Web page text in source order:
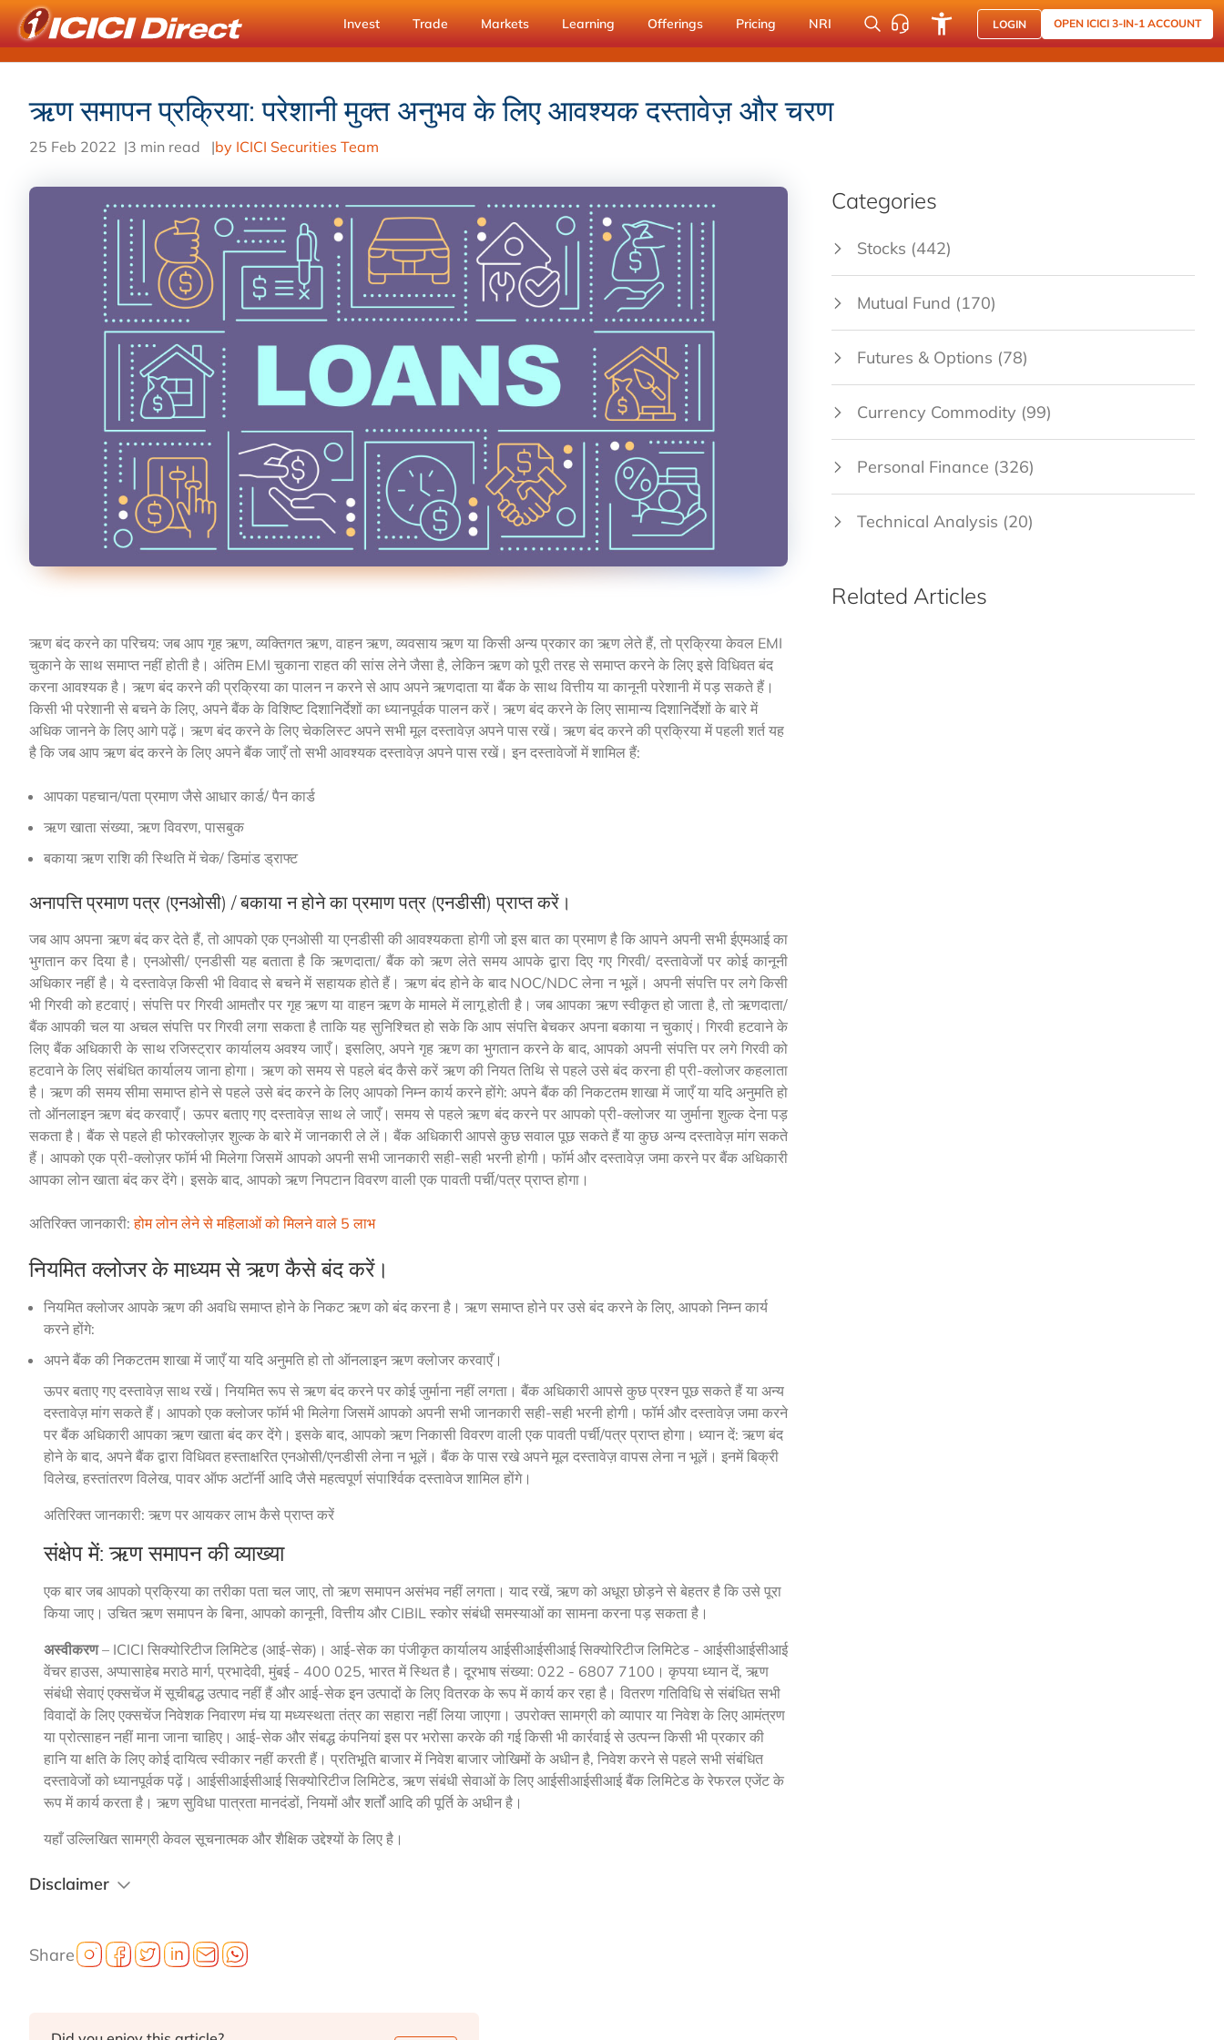
Invest Trade Markets Learning Offerings Pricing NRI LOGIN OPEN ICICI 3-IN-1 ACCOUNT
ऋण समापन प्रक्रिया: परेशानी मुक्त अनुभव के लिए आवश्यक दस्तावेज़ और चरण
25 Feb 2022 |3 min read |by ICICI Securities Team
ऋण बंद करने का परिचय: जब आप गृह ऋण, व्यक्तिगत ऋण, वाहन ऋण, व्यवसाय ऋण या किसी अन्य प्रकार का ऋण लेते हैं, तो प्रक्रिया केवल EMI
चुकाने के साथ समाप्त नहीं होती है। अंतिम EMI चुकाना राहत की सांस लेने जैसा है, लेकिन ऋण को पूरी तरह से समाप्त करने के लिए इसे विधिवत बंद
करना आवश्यक है। ऋण बंद करने की प्रक्रिया का पालन न करने से आप अपने ऋणदाता या बैंक के साथ वित्तीय या कानूनी परेशानी में पड़ सकते हैं।
किसी भी परेशानी से बचने के लिए, अपने बैंक के विशिष्ट दिशानिर्देशों का ध्यानपूर्वक पालन करें। ऋण बंद करने के लिए सामान्य दिशानिर्देशों के बारे में
अधिक जानने के लिए आगे पढ़ें। ऋण बंद करने के लिए चेकलिस्ट अपने सभी मूल दस्तावेज़ अपने पास रखें। ऋण बंद करने की प्रक्रिया में पहली शर्त यह
है कि जब आप ऋण बंद करने के लिए अपने बैंक जाएँ तो सभी आवश्यक दस्तावेज़ अपने पास रखें। इन दस्तावेजों में शामिल हैं:
आपका पहचान/पता प्रमाण जैसे आधार कार्ड/ पैन कार्ड
ऋण खाता संख्या, ऋण विवरण, पासबुक
बकाया ऋण राशि की स्थिति में चेक/ डिमांड ड्राफ्ट
अनापत्ति प्रमाण पत्र (एनओसी) / बकाया न होने का प्रमाण पत्र (एनडीसी) प्राप्त करें।
जब आप अपना ऋण बंद कर देते हैं, तो आपको एक एनओसी या एनडीसी की आवश्यकता होगी जो इस बात का प्रमाण है कि आपने अपनी सभी ईएमआई का
भुगतान कर दिया है। एनओसी/ एनडीसी यह बताता है कि ऋणदाता/ बैंक को ऋण लेते समय आपके द्वारा दिए गए गिरवी/ दस्तावेजों पर कोई कानूनी
अधिकार नहीं है। ये दस्तावेज़ किसी भी विवाद से बचने में सहायक होते हैं। ऋण बंद होने के बाद NOC/NDC लेना न भूलें। अपनी संपत्ति पर लगे किसी
भी गिरवी को हटवाएं। संपत्ति पर गिरवी आमतौर पर गृह ऋण या वाहन ऋण के मामले में लागू होती है। जब आपका ऋण स्वीकृत हो जाता है, तो ऋणदाता/
बैंक आपकी चल या अचल संपत्ति पर गिरवी लगा सकता है ताकि यह सुनिश्चित हो सके कि आप संपत्ति बेचकर अपना बकाया न चुकाएं। गिरवी हटवाने के
लिए बैंक अधिकारी के साथ रजिस्ट्रार कार्यालय अवश्य जाएँ। इसलिए, अपने गृह ऋण का भुगतान करने के बाद, आपको अपनी संपत्ति पर लगे गिरवी को
हटवाने के लिए संबंधित कार्यालय जाना होगा। ऋण को समय से पहले बंद कैसे करें ऋण की नियत तिथि से पहले उसे बंद करना ही प्री-क्लोजर कहलाता
है। ऋण की समय सीमा समाप्त होने से पहले उसे बंद करने के लिए आपको निम्न कार्य करने होंगे: अपने बैंक की निकटतम शाखा में जाएँ या यदि अनुमति हो
तो ऑनलाइन ऋण बंद करवाएँ। ऊपर बताए गए दस्तावेज़ साथ ले जाएँ। समय से पहले ऋण बंद करने पर आपको प्री-क्लोजर या जुर्माना शुल्क देना पड़
सकता है। बैंक से पहले ही फोरक्लोज़र शुल्क के बारे में जानकारी ले लें। बैंक अधिकारी आपसे कुछ सवाल पूछ सकते हैं या कुछ अन्य दस्तावेज़ मांग सकते
हैं। आपको एक प्री-क्लोज़र फॉर्म भी मिलेगा जिसमें आपको अपनी सभी जानकारी सही-सही भरनी होगी। फॉर्म और दस्तावेज़ जमा करने पर बैंक अधिकारी
आपका लोन खाता बंद कर देंगे। इसके बाद, आपको ऋण निपटान विवरण वाली एक पावती पर्ची/पत्र प्राप्त होगा।
अतिरिक्त जानकारी:होम लोन लेने से महिलाओं को मिलने वाले 5 लाभ
नियमित क्लोजर के माध्यम से ऋण कैसे बंद करें।
नियमित क्लोजर आपके ऋण की अवधि समाप्त होने के निकट ऋण को बंद करना है। ऋण समाप्त होने पर उसे बंद करने के लिए, आपको निम्न कार्य
करने होंगे:
अपने बैंक की निकटतम शाखा में जाएँ या यदि अनुमति हो तो ऑनलाइन ऋण क्लोजर करवाएँ।
ऊपर बताए गए दस्तावेज़ साथ रखें। नियमित रूप से ऋण बंद करने पर कोई जुर्माना नहीं लगता। बैंक अधिकारी आपसे कुछ प्रश्न पूछ सकते हैं या अन्य
दस्तावेज़ मांग सकते हैं। आपको एक क्लोजर फॉर्म भी मिलेगा जिसमें आपको अपनी सभी जानकारी सही-सही भरनी होगी। फॉर्म और दस्तावेज़ जमा करने
पर बैंक अधिकारी आपका ऋण खाता बंद कर देंगे। इसके बाद, आपको ऋण निकासी विवरण वाली एक पावती पर्ची/पत्र प्राप्त होगा। ध्यान दें: ऋण बंद
होने के बाद, अपने बैंक द्वारा विधिवत हस्ताक्षरित एनओसी/एनडीसी लेना न भूलें। बैंक के पास रखे अपने मूल दस्तावेज़ वापस लेना न भूलें। इनमें बिक्री
विलेख, हस्तांतरण विलेख, पावर ऑफ अटॉर्नी आदि जैसे महत्वपूर्ण संपार्श्विक दस्तावेज शामिल होंगे।
अतिरिक्त जानकारी: ऋण पर आयकर लाभ कैसे प्राप्त करें
संक्षेप में: ऋण समापन की व्याख्या
एक बार जब आपको प्रक्रिया का तरीका पता चल जाए, तो ऋण समापन असंभव नहीं लगता। याद रखें, ऋण को अधूरा छोड़ने से बेहतर है कि उसे पूरा
किया जाए। उचित ऋण समापन के बिना, आपको कानूनी, वित्तीय और CIBIL स्कोर संबंधी समस्याओं का सामना करना पड़ सकता है।
अस्वीकरण– ICICI सिक्योरिटीज लिमिटेड (आई-सेक)। आई-सेक का पंजीकृत कार्यालय आईसीआईसीआई सिक्योरिटीज लिमिटेड - आईसीआईसीआई
वेंचर हाउस, अप्पासाहेब मराठे मार्ग, प्रभादेवी, मुंबई - 400 025, भारत में स्थित है। दूरभाष संख्या: 022 - 6807 7100। कृपया ध्यान दें, ऋण
संबंधी सेवाएं एक्सचेंज में सूचीबद्ध उत्पाद नहीं हैं और आई-सेक इन उत्पादों के लिए वितरक के रूप में कार्य कर रहा है। वितरण गतिविधि से संबंधित सभी
विवादों के लिए एक्सचेंज निवेशक निवारण मंच या मध्यस्थता तंत्र का सहारा नहीं लिया जाएगा। उपरोक्त सामग्री को व्यापार या निवेश के लिए आमंत्रण
या प्रोत्साहन नहीं माना जाना चाहिए। आई-सेक और संबद्ध कंपनियां इस पर भरोसा करके की गई किसी भी कार्रवाई से उत्पन्न किसी भी प्रकार की
हानि या क्षति के लिए कोई दायित्व स्वीकार नहीं करती हैं। प्रतिभूति बाजार में निवेश बाजार जोखिमों के अधीन है, निवेश करने से पहले सभी संबंधित
दस्तावेजों को ध्यानपूर्वक पढ़ें। आईसीआईसीआई सिक्योरिटीज लिमिटेड, ऋण संबंधी सेवाओं के लिए आईसीआईसीआई बैंक लिमिटेड के रेफरल एजेंट के
रूप में कार्य करता है। ऋण सुविधा पात्रता मानदंडों, नियमों और शर्तों आदि की पूर्ति के अधीन है।
यहाँ उल्लिखित सामग्री केवल सूचनात्मक और शैक्षिक उद्देश्यों के लिए है।
Disclaimer
Share
Categories
Stocks (442)
Mutual Fund (170)
Futures & Options (78)
Currency Commodity (99)
Personal Finance (326)
Technical Analysis (20)
Related Articles